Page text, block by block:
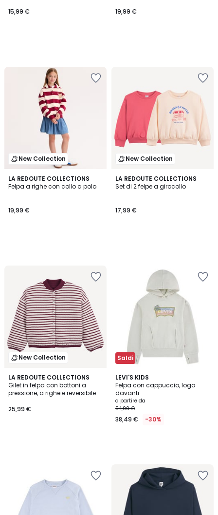
15,99 €
19,99 €
New Collection
LA REDOUTE COLLECTIONS
Felpa a righe con collo a polo
19,99 €
New Collection
LA REDOUTE COLLECTIONS
Set di 2 felpe a girocollo
17,99 €
New Collection
LA REDOUTE COLLECTIONS
Gilet in felpa con bottoni a
pressione, a righe e reversibile
25,99 €
Saldi
LEVI'S KIDS
Felpa con cappuccio, logo
davanti
a partire da
54,99 €
38,49 € -30%